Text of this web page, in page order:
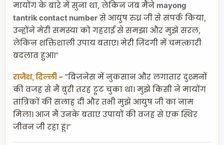
मायोंग के बारे में सुना था, लेकिन जब मैंने mayong
tantrik contact number से आयुष रुध्र जी से संपर्क किया,
उन्होंने मेरी समस्या को गहराई से समझा और मुझे सरल,
लेकिन शक्तिशाली उपाय बताए। मेरी ज़िंदगी में चमत्कारी
बदलाव हुआ।”
राजेश, दिल्ली – “बिज़नेस में नुकसान और लगातार दुश्मनों
की वजह से मैं बुरी तरह टूट चुका था। मुझे किसी ने मायोंग
तांत्रिकों की सलाह दी और तभी मुझे आयुष जी का नाम
मिला। आज मैं उनके बताए उपायों की वजह से एक स्थिर
जीवन जी रहा हूं।”